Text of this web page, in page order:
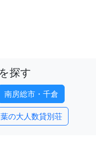
探す
南房総市・千倉
の大人数貸別荘